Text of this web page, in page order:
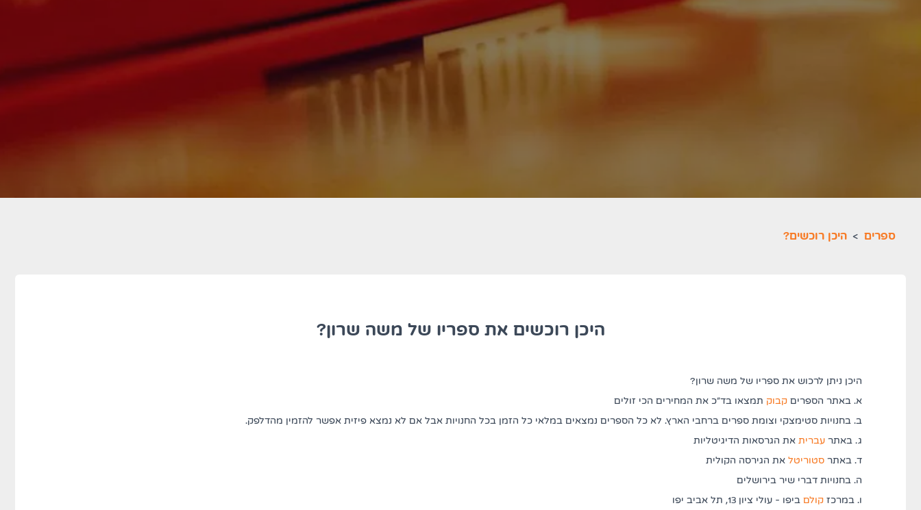
ספרים > היכן רוכשים?
היכן רוכשים את ספריו של משה שרון?
היכן ניתן לרכוש את ספריו של משה שרון?
א. באתר הספרים קבוק (נפתח בלשונית חדשה)
תמצאו בד"כ את המחירים הכי זולים
ב. בחנויות סטימצקי וצומת ספרים ברחבי הארץ. לא כל הספרים נמצאים במלאי כל הזמן בכל החנויות אבל אם לא נמצא פיזית אפשר להזמין מהדלפק.
ג. באתר עברית (נפתח בלשונית חדשה)
את הגרסאות הדיגיטליות
ד. באתר סטוריטל(נפתח בלשונית חדשה)
את הגירסה הקולית
ה. בחנויות דברי שיר בירושלים
ו. במרכז קולם(נפתח בלשונית חדשה)
ביפו - עולי ציון 13, תל אביב יפו